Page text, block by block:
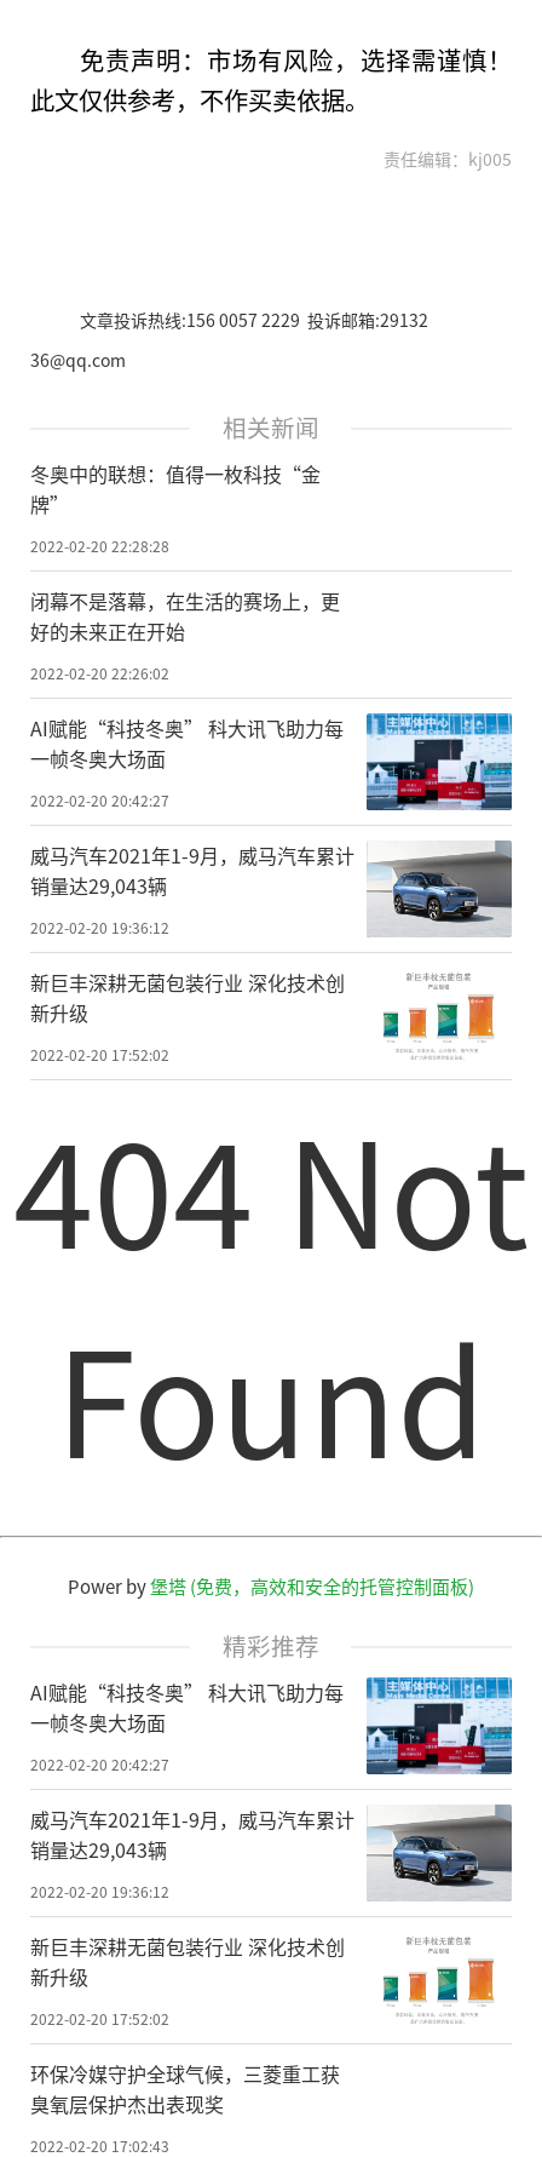
免责声明：市场有风险，选择需谨慎！
此文仅供参考，不作买卖依据。
责任编辑：kj005
文章投诉热线:156 0057 2229 投诉邮箱:29132
36@qq.com
相关新闻
冬奥中的联想：值得一枚科技“金
牌”
2022-02-20 22:28:28
闭幕不是落幕，在生活的赛场上，更
好的未来正在开始
2022-02-20 22:26:02
AI赋能“科技冬奥” 科大讯飞助力每
一帧冬奥大场面
2022-02-20 20:42:27
威马汽车2021年1-9月，威马汽车累计
销量达29,043辆
2022-02-20 19:36:12
新巨丰深耕无菌包装行业 深化技术创
新升级
2022-02-20 17:52:02
404 Not
Found
Power by堡塔 (免费，高效和安全的托管控制面板)
精彩推荐
AI赋能“科技冬奥” 科大讯飞助力每
一帧冬奥大场面
2022-02-20 20:42:27
威马汽车2021年1-9月，威马汽车累计
销量达29,043辆
2022-02-20 19:36:12
新巨丰深耕无菌包装行业 深化技术创
新升级
2022-02-20 17:52:02
环保冷媒守护全球气候，三菱重工获
臭氧层保护杰出表现奖
2022-02-20 17:02:43